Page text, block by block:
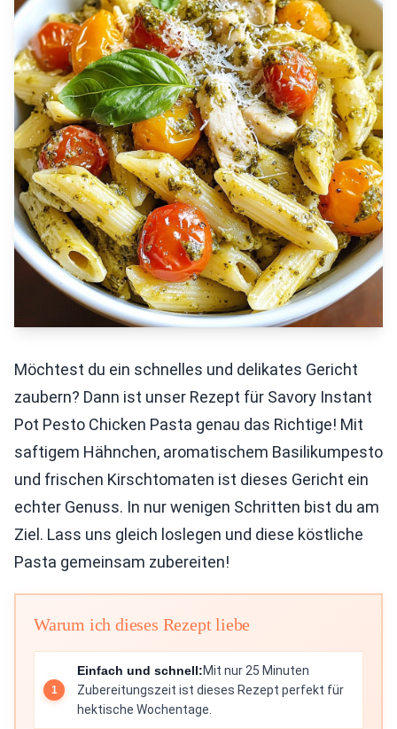
Möchtest du ein schnelles und delikates Gericht
zaubern? Dann ist unser Rezept für Savory Instant
Pot Pesto Chicken Pasta genau das Richtige! Mit
saftigem Hähnchen, aromatischem Basilikumpesto
und frischen Kirschtomaten ist dieses Gericht ein
echter Genuss. In nur wenigen Schritten bist du am
Ziel. Lass uns gleich loslegen und diese köstliche
Pasta gemeinsam zubereiten!
Warum ich dieses Rezept liebe
Einfach und schnell:Mit nur 25 Minuten
Zubereitungszeit ist dieses Rezept perfekt für
hektische Wochentage.